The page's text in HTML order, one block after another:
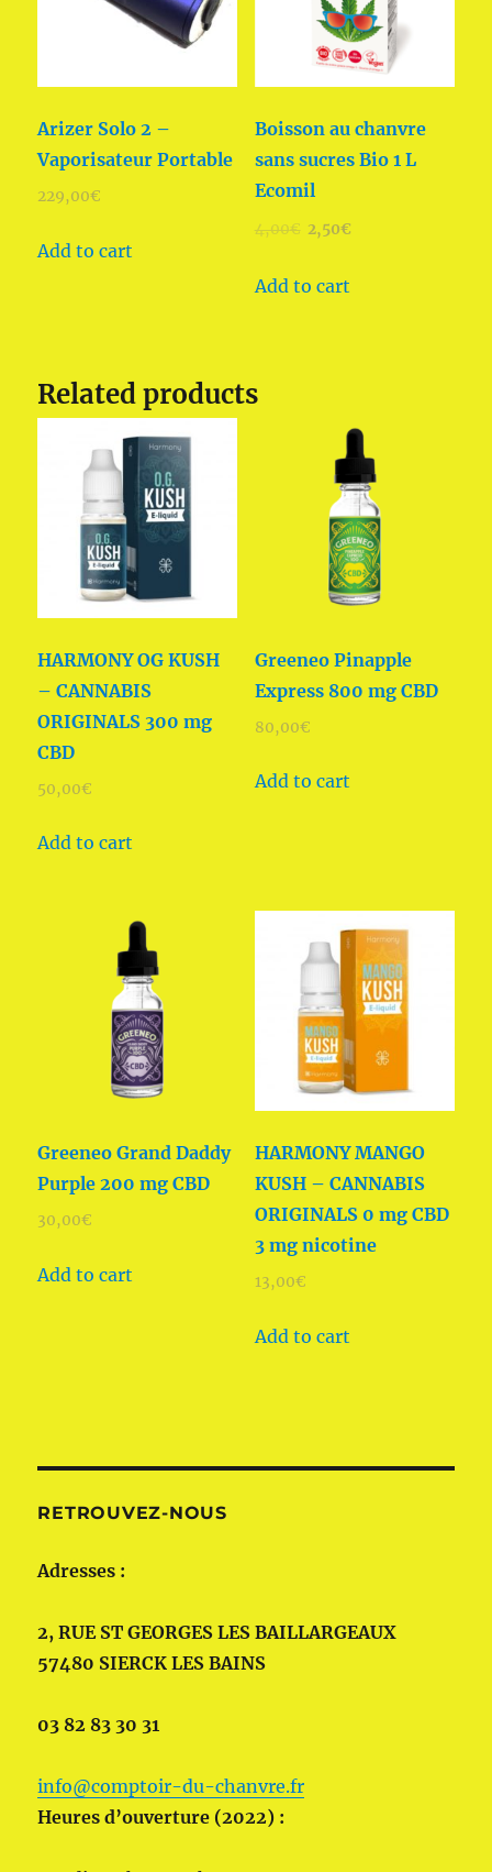
Arizer Solo 2 –
Vaporisateur Portable
229,00€
Add to cart
Boisson au chanvre
sans sucres Bio 1 L
Ecomil
4,00€ 2,50€
Add to cart
Related products
HARMONY OG KUSH
– CANNABIS
ORIGINALS 300 mg
CBD
50,00€
Add to cart
Greeneo Pinapple
Express 800 mg CBD
80,00€
Add to cart
Greeneo Grand Daddy
Purple 200 mg CBD
30,00€
Add to cart
HARMONY MANGO
KUSH – CANNABIS
ORIGINALS 0 mg CBD
3 mg nicotine
13,00€
Add to cart
RETROUVEZ-NOUS
Adresses :
2, RUE ST GEORGES LES BAILLARGEAUX
57480 SIERCK LES BAINS
03 82 83 30 31
info@comptoir-du-chanvre.fr
Heures d’ouverture (2022) :